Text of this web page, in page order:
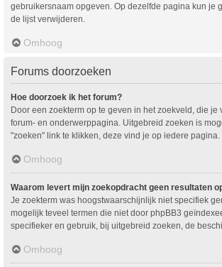
gebruikersnaam opgeven. Op dezelfde pagina kun je
de lijst verwijderen.
Omhoog
Forums doorzoeken
Hoe doorzoek ik het forum?
Door een zoekterm op te geven in het zoekveld, die je
forum- en onderwerppagina. Uitgebreid zoeken is
"zoeken" link te klikken, deze vind je op iedere pagina.
Omhoog
Waarom levert mijn zoekopdracht geen resultaten
Je zoekterm was hoogstwaarschijnlijk niet specifiek
mogelijk teveel termen die niet door phpBB3
specifieker en gebruik, bij uitgebreid zoeken, de
Omhoog